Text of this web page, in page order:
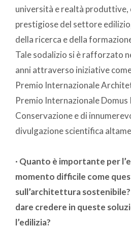
università e realtà produttive,
prestigiose del settore
della ricerca e della
Tale sodalizio si è rafforzato
anni attraverso iniziative
Premio Internazionale
Premio Internazionale Domus
Conservazione e di
divulgazione scientifica
· Quanto è importante per
momento difficile come
sull’architettura
dare credere in queste
l’edilizia?